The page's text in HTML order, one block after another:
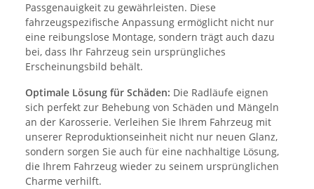
Passgenauigkeit zu gewährleisten. Diese
fahrzeugspezifische Anpassung ermöglicht nicht nur
eine reibungslose Montage, sondern trägt auch dazu
bei, dass Ihr Fahrzeug sein ursprüngliches
Erscheinungsbild behält.
Optimale Lösung für Schäden: Die Radläufe eignen
sich perfekt zur Behebung von Schäden und Mängeln
an der Karosserie. Verleihen Sie Ihrem Fahrzeug mit
unserer Reproduktionseinheit nicht nur neuen Glanz,
sondern sorgen Sie auch für eine nachhaltige Lösung,
die Ihrem Fahrzeug wieder zu seinem ursprünglichen
Charme verhilft.